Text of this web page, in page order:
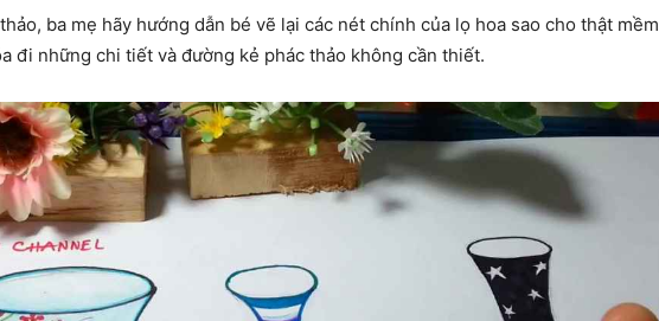
ba mẹ hãy hướng dẫn bé vẽ lại các nét chính của lọ hoa sao cho thật mềm
đi những chi tiết và đường kẻ phác thảo không cần thiết.